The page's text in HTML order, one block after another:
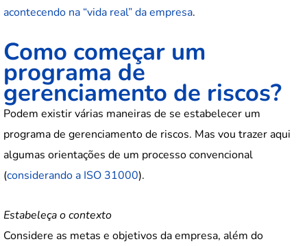
acontecendo na “vida real” da empresa.
Como começar um
programa de
gerenciamento de riscos?
Podem existir várias maneiras de se estabelecer um
programa de gerenciamento de riscos. Mas vou trazer aqui
algumas orientações de um processo convencional
(considerando a ISO 31000).
Estabeleça o contexto
Considere as metas e objetivos da empresa, além do